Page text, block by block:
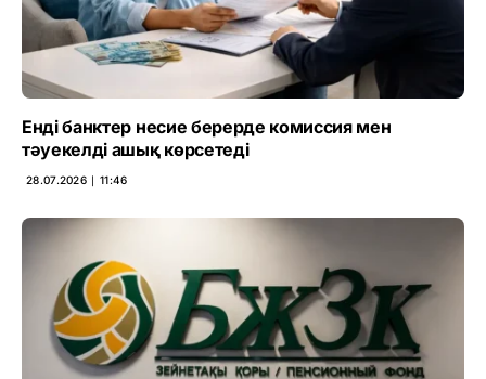
Енді банктер несие берерде комиссия мен
тәуекелді ашық көрсетеді
28.07.2026 ∣ 11:46